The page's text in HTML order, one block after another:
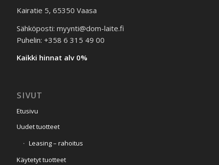
Kairatie 5, 65350 Vaasa
Sähköposti: myynti@dom-laite.fi
Puhelin: +358 6 315 49 00
Kaikki hinnat alv 0%
SIVUT
Etusivu
Uudet tuotteet
Leasing – rahoitus
Käytetyt tuotteet